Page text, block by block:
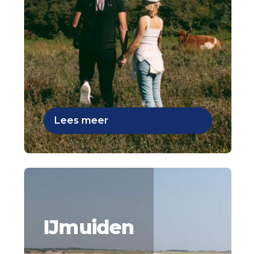
Lees meer
IJmuiden